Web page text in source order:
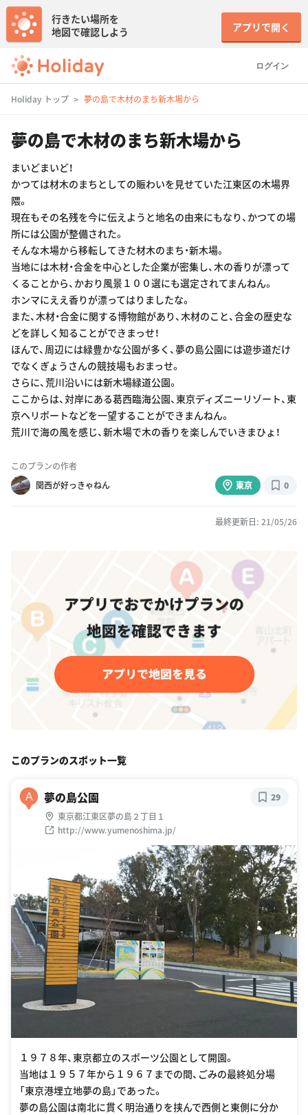
ログイン
行きたい場所を
地図で確認しよう
アプリで開く
Holiday トップ 夢の島で木材のまち新木場から
夢の島で木材のまち新木場から
まいどまいど！
かつては材木のまちとしての賑わいを見せていた江東区の木場界
隈。
現在もその名残を今に伝えようと地名の由来にもなり、かつての場
所には公園が整備された。
そんな木場から移転してきた材木のまち・新木場。
当地には木材・合金を中心とした企業が密集し、木の香りが漂って
くることから、かおり風景１００選にも選定されてまんねん。
ホンマにええ香りが漂ってはりましたな。
また、木材・合金に関する博物館があり、木材のこと、合金の歴史な
どを詳しく知ることができまっせ！
ほんで、周辺には緑豊かな公園が多く、夢の島公園には遊歩道だけ
でなくぎょうさんの競技場もおまっせ。
さらに、荒川沿いには新木場緑道公園。
ここからは、対岸にある葛西臨海公園、東京ディズニーリゾート、東
京ヘリポートなどを一望することができまんねん。
荒川で海の風を感じ、新木場で木の香りを楽しんでいきまひょ！
このプランの作者
関西が好っきゃねん
東京 0
最終更新日: 21/05/26
このプランのスポット一覧
A 夢の島公園
東京都江東区夢の島２丁目１
http://www.yumenoshima.jp/
29
１９７８年、東京都立のスポーツ公園として開園。
当地は１９５７年から１９６７までの間、ごみの最終処分場
「東京港埋立地夢の島」であった。
夢の島公園は南北に貫く明治通りを挟んで西側と東側に分か